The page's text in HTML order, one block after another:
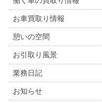
お車買取り情報
憩いの空間
お引取り風景
業務日記
お知らせ